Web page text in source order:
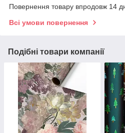
Повернення товару впродовж 14
Всі умови повернення
Подібні товари компанії